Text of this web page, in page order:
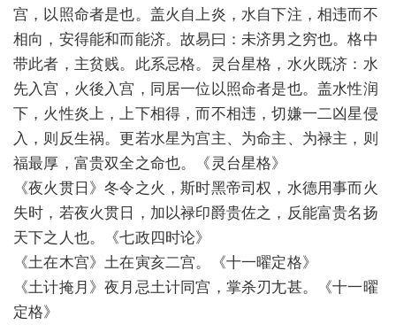
宫，以照命者是也。盖火自上炎，水自下注，相违而不
相向，安得能和而能济。故易曰：未济男之穷也。格中
带此者，主贫贱。此系忌格。灵台星格，水火既济：水
先入宫，火後入宫，同居一位以照命者是也。盖水性润
下，火性炎上，上下相得，而不相违，切嫌一二凶星侵
入，则反生祸。更若水星为宫主、为命主、为禄主，则
福最厚，富贵双全之命也。《灵台星格》
《夜火贯日》冬令之火，斯时黑帝司权，水德用事而火
失时，若夜火贯日，加以禄印爵贵佐之，反能富贵名扬
天下之人也。《七政四时论》
《土在木宫》土在寅亥二宫。《十一曜定格》
《土计掩月》夜月忌土计同宫，掌杀刃尢甚。《十一曜
定格》